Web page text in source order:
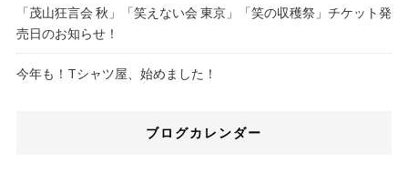
「茂山狂言会 秋」「笑えない会 東京」「笑の収穫祭」チケット発
売日のお知らせ！
今年も！Tシャツ屋、始めました！
ブログカレンダー